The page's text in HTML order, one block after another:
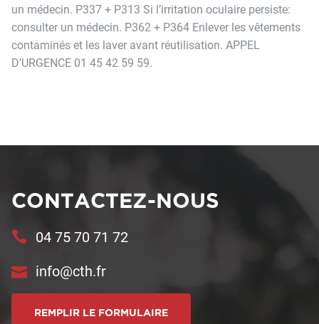
un médecin. P337 + P313 Si l’irritation oculaire persiste:
consulter un médecin. P362 + P364 Enlever les vêtements
contaminés et les laver avant réutilisation. APPEL
D’URGENCE 01 45 42 59 59.
CONTACTEZ-NOUS
04 75 70 71 72
info@cth.fr
REMPLIR LE FORMULAIRE